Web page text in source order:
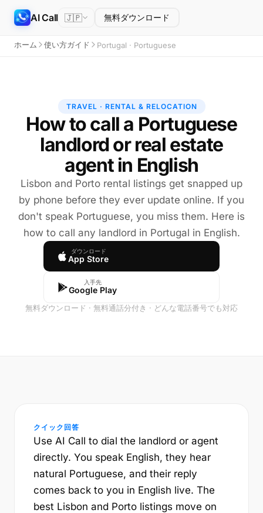
AI Call 🇯🇵 無料ダウンロード
ホーム 使い方ガイド Portugal · Portuguese
TRAVEL · RENTAL & RELOCATION
How to call a Portuguese
landlord or real estate
agent in English
Lisbon and Porto rental listings get snapped up
by phone before they ever update online. If you
don't speak Portuguese, you miss them. Here is
how to call any landlord in Portugal in English.
ダウンロード
App Store
入手先
Google Play
無料ダウンロード · 無料通話分付き · どんな電話番号でも対応
クイック回答
Use AI Call to dial the landlord or agent
directly. You speak English, they hear
natural Portuguese, and their reply
comes back to you in English live. The
best Lisbon and Porto listings move on